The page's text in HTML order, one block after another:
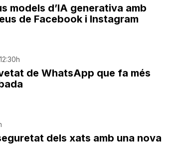
models d’IA generativa amb
de Facebook i Instagram
de WhatsApp que fa més
dels xats amb una nova